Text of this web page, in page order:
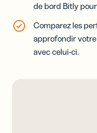
de bord Bitly
Comparez les
approfondir
avec celui-ci.